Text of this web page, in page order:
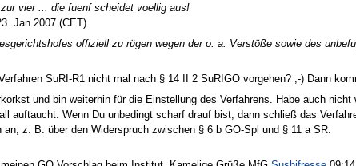
vier ... die fuenf scheidet voellig aus!
Jan 2007 (CET)
offiziell zu rügen wegen der o. a. Verstöße sowie des
SuRI-R1 nicht mal nach § 14 II 2 SuRIGO vorgehen? ;-) Dann
und bin weiterhin für die Einstellung des Verfahrens. Habe auch
auftaucht. Wenn Du unbedingt scharf drauf bist, dann schließ das
z. B. über den Widerspruch zwischen § 6 b GO-Spl und § 11 a SR.